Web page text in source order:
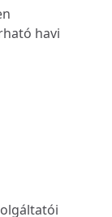
havi